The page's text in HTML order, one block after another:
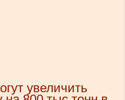
увеличить